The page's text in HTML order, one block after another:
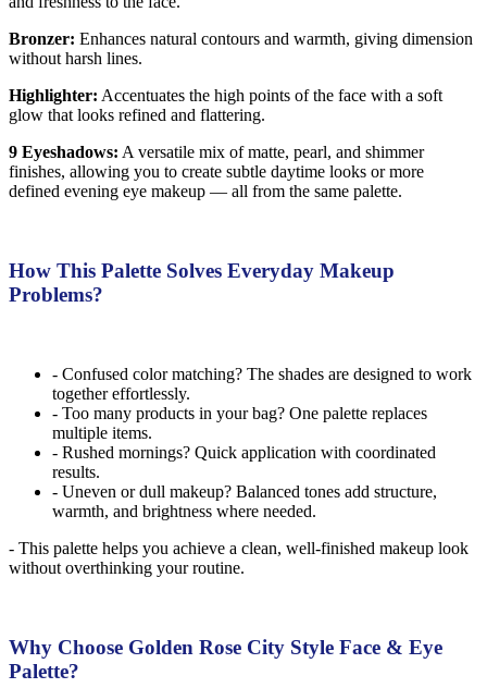
Bronzer: Enhances natural contours and warmth, giving dimension
without harsh lines.
Highlighter: Accentuates the high points of the face with a soft
glow that looks refined and flattering.
9 Eyeshadows: A versatile mix of matte, pearl, and shimmer
finishes, allowing you to create subtle daytime looks or more
defined evening eye makeup — all from the same palette.
How This Palette Solves Everyday Makeup
Problems?
- Confused color matching? The shades are designed to work
together effortlessly.
- Too many products in your bag? One palette replaces
multiple items.
- Rushed mornings? Quick application with coordinated
results.
- Uneven or dull makeup? Balanced tones add structure,
warmth, and brightness where needed.
- This palette helps you achieve a clean, well-finished makeup look
without overthinking your routine.
Why Choose Golden Rose City Style Face & Eye
Palette?